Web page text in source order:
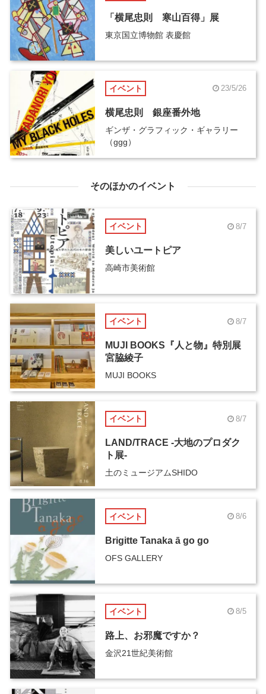
「横尾忠則 寒山百得」展
東京国立博物館 表慶館
イベント 23/5/26
横尾忠則 銀座番外地
ギンザ・グラフィック・ギャラリー
（ggg）
そのほかのイベント
イベント 8/7
美しいユートピア
高崎市美術館
イベント 8/7
MUJI BOOKS『人と物』特別展
宮脇綾子
MUJI BOOKS
イベント 8/7
LAND/TRACE -大地のプロダク
ト展-
土のミュージアムSHIDO
イベント 8/6
Brigitte Tanaka ā go go
OFS GALLERY
イベント 8/5
路上、お邪魔ですか？
金沢21世紀美術館